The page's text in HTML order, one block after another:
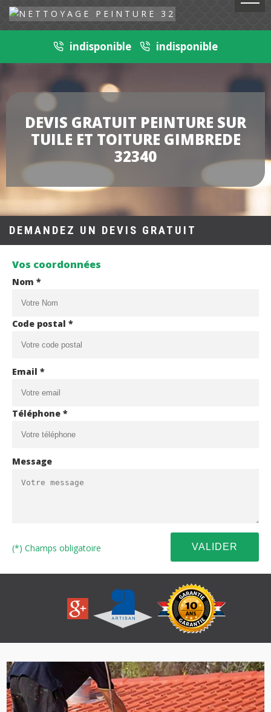
indisponible indisponible
DEVIS GRATUIT PEINTURE SUR
TUILE ET TOITURE GIMBREDE
32340
DEMANDEZ UN DEVIS GRATUIT
Vos coordonnées
Nom *
Code postal *
Email *
Téléphone *
Message
(*) Champs obligatoire